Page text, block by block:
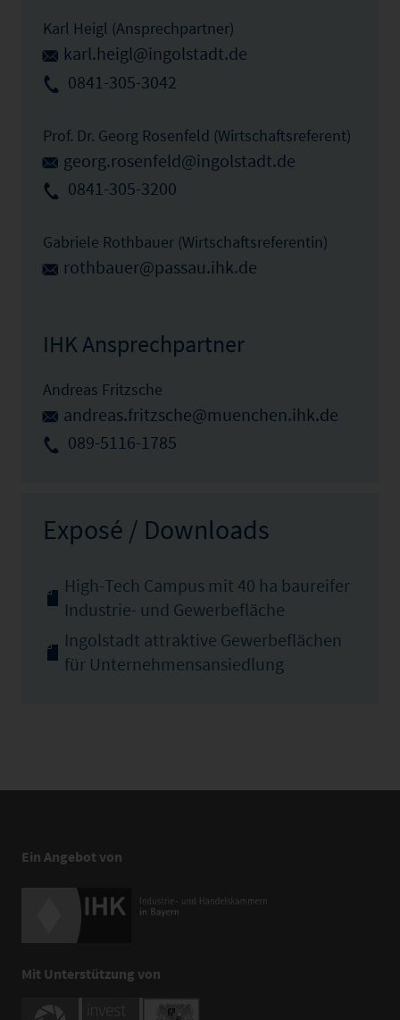
Karl Heigl (Ansprechpartner)
karl.heigl@ingolstadt.de
0841-305-3042
Prof. Dr. Georg Rosenfeld (Wirtschaftsreferent)
georg.rosenfeld@ingolstadt.de
0841-305-3200
Gabriele Rothbauer (Wirtschaftsreferentin)
rothbauer@passau.ihk.de
IHK Ansprechpartner
Andreas Fritzsche
andreas.fritzsche@muenchen.ihk.de
089-5116-1785
Exposé / Downloads
High-Tech Campus mit 40 ha baureifer
Industrie- und Gewerbefläche
Ingolstadt attraktive Gewerbeflächen
für Unternehmensansiedlung
Ein Angebot von
Mit Unterstützung von